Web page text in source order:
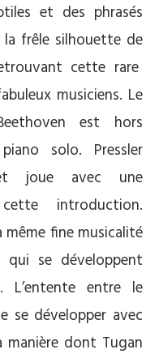
et des phrasés
frêle silhouette de
cette rare
musiciens. Le
est hors
solo. Pressler
joue avec une
introduction.
même fine musicalité
qui se développent
L’entente entre le
se développer avec
manière dont Tugan